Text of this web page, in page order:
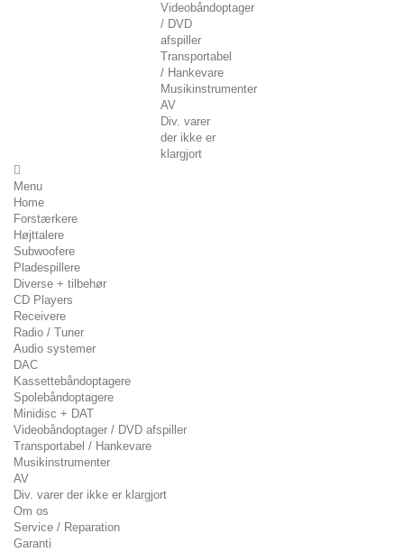
Videobåndoptager
/ DVD
afspiller
Transportabel
/ Hankevare
Musikinstrumenter
AV
Div. varer
der ikke er
klargjort
Menu
Home
Forstærkere
Højttalere
Subwoofere
Pladespillere
Diverse + tilbehør
CD Players
Receivere
Radio / Tuner
Audio systemer
DAC
Kassettebåndoptagere
Spolebåndoptagere
Minidisc + DAT
Videobåndoptager / DVD afspiller
Transportabel / Hankevare
Musikinstrumenter
AV
Div. varer der ikke er klargjort
Om os
Service / Reparation
Garanti